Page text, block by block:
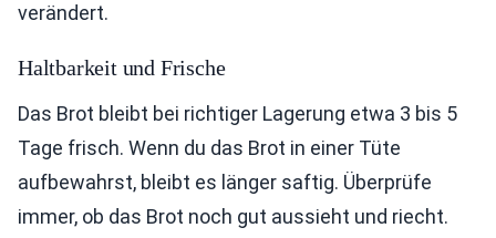
verändert.
Haltbarkeit und Frische
Das Brot bleibt bei richtiger Lagerung etwa 3 bis 5
Tage frisch. Wenn du das Brot in einer Tüte
aufbewahrst, bleibt es länger saftig. Überprüfe
immer, ob das Brot noch gut aussieht und riecht.